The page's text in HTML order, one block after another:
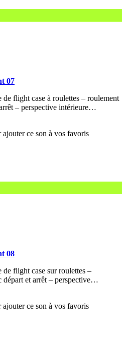
07
flight case à roulettes – roulement
– perspective intérieure…
08
flight case sur roulettes –
départ et arrêt – perspective…